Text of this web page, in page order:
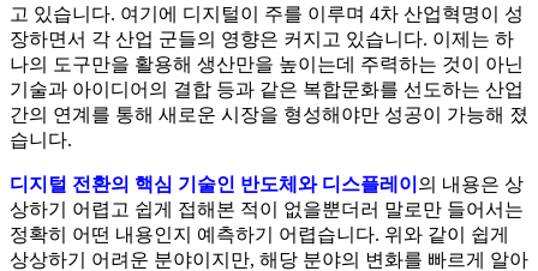
고 있습니다. 여기에 디지털이 주를 이루며 4차 산업혁명이 성
장하면서 각 산업 군들의 영향은 커지고 있습니다. 이제는 하
나의 도구만을 활용해 생산만을 높이는데 주력하는 것이 아닌
기술과 아이디어의 결합 등과 같은 복합문화를 선도하는 산업
간의 연계를 통해 새로운 시장을 형성해야만 성공이 가능해 졌
습니다.
디지털 전환의 핵심 기술인 반도체와 디스플레이 의 내용은 상
상하기 어렵고 쉽게 접해본 적이 없을뿐더러 말로만 들어서는
정확히 어떤 내용인지 예측하기 어렵습니다. 위와 같이 쉽게
상상하기 어려운 분야이지만, 해당 분야의 변화를 빠르게 알아